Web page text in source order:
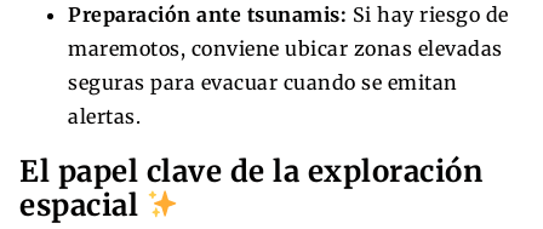
Preparación ante tsunamis: Si hay riesgo de
maremotos, conviene ubicar zonas elevadas
seguras para evacuar cuando se emitan
alertas.
El papel clave de la exploración
espacial